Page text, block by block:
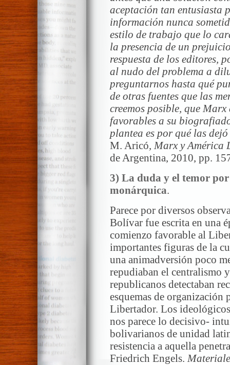
aceptación tan entusiasta
información nunca
estilo de trabajo que lo
la presencia de un
respuesta de los editores,
al nudo del problema a
preguntarnos hasta qué
de otras fuentes que las
creemos posible, que
favorables a su
plantea es por qué las
M. Aricó, Marx y América
de Argentina, 2010, pp.
3) La duda y el temor
monárquica.
Parece por diversos
Bolívar fue escrita en una
comienzo favorable al
importantes figuras de la
una animadversión poco
repudiaban el centralismo
republicanos detectaban
esquemas de
Libertador. Los
nos parece lo decisivo-
bolivarianos de unidad
resistencia a aquella
Friedrich Engels.